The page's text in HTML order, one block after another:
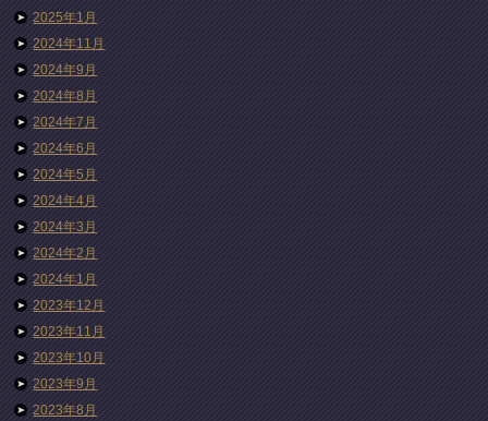
2025年1月
2024年11月
2024年9月
2024年8月
2024年7月
2024年6月
2024年5月
2024年4月
2024年3月
2024年2月
2024年1月
2023年12月
2023年11月
2023年10月
2023年9月
2023年8月